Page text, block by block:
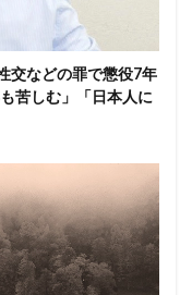
交などの罪で懲役7年
苦しむ」「日本人に